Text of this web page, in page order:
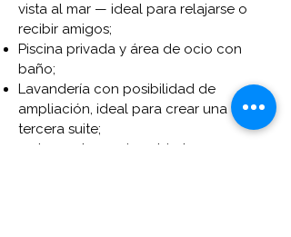
vista al mar — ideal para relajarse o
recibir amigos;
Piscina privada y área de ocio con
baño;
Lavandería con posibilidad de
ampliación, ideal para crear una
tercera suite;
2 plazas de garaje cubiertas, que